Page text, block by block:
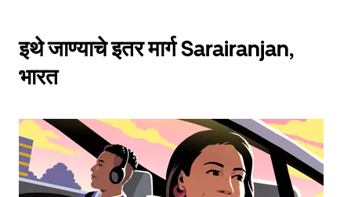
इथे जाण्याचे इतर मार्ग Sarairanjan,
भारत